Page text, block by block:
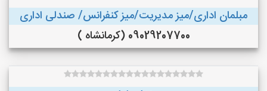
مبلمان اداری/میز مدیریت/میز کنفرانس/ صندلی اداری
09029207700 (کرمانشاه )